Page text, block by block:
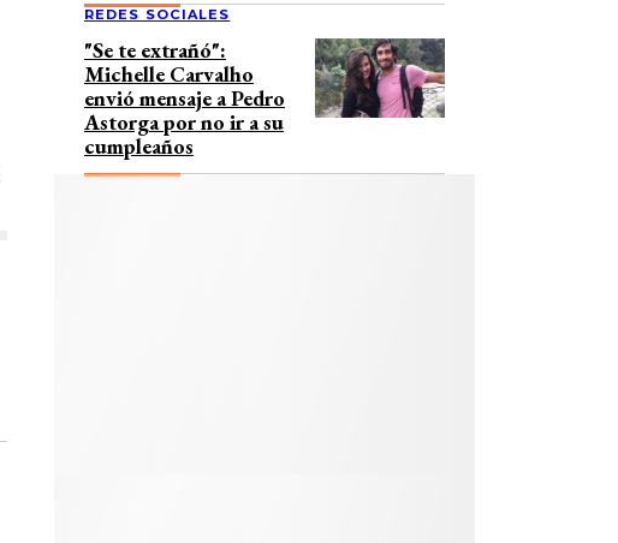
REDES SOCIALES
"Se te extrañó":
Michelle Carvalho
envió mensaje a Pedro
Astorga por no ir a su
cumpleaños